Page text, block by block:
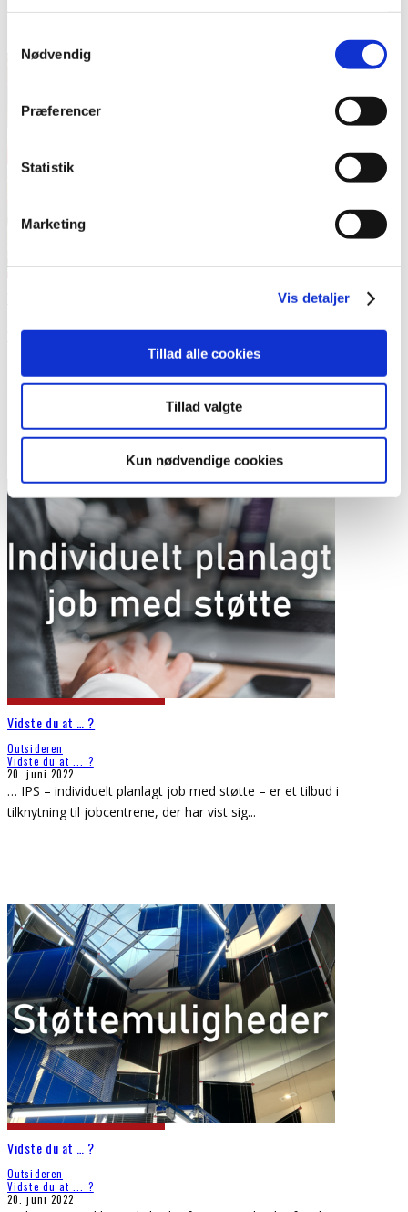
Nødvendig
Præferencer
Statistik
Marketing
Vis detaljer
Tillad alle cookies
Tillad valgte
Kun nødvendige cookies
Vidste du at ... ?
årsplan for psykiatrien, som er en rapport med titlen: ”Bedre...
Vidste du at … ?
Outsideren
Vidste du at ... ?
20. juni 2022
… IPS – individuelt planlagt job med støtte – er et tilbud i
tilknytning til jobcentrene, der har vist sig...
Vidste du at … ?
Outsideren
Vidste du at ... ?
20. juni 2022